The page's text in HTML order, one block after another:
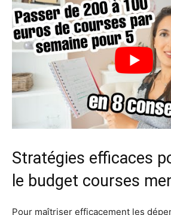
Stratégies efficaces
le budget courses
Pour maîtriser efficacement les